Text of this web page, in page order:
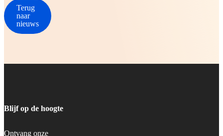
Terug
naar
nieuws
Blijf op de hoogte
Ontvang onze